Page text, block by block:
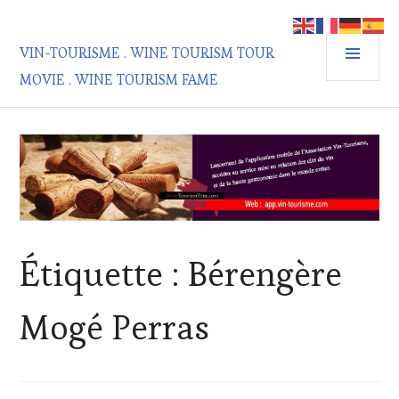
contenu
principal
VIN-TOURISME . WINE TOURISM TOUR
MOVIE . WINE TOURISM FAME
Étiquette : Bérengère
Mogé Perras